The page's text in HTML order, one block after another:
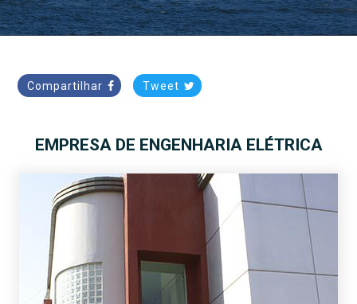
Compartilhar Tweet
EMPRESA DE ENGENHARIA ELÉTRICA